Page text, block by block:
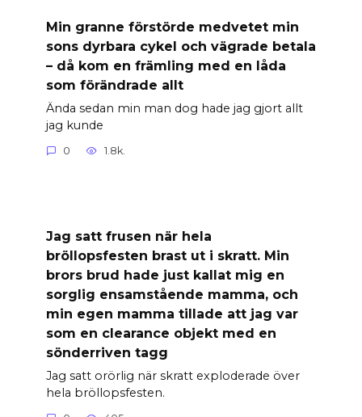
Min granne förstörde medvetet min
sons dyrbara cykel och vägrade betala
– då kom en främling med en låda
som förändrade allt
Ända sedan min man dog hade jag gjort allt
jag kunde
0 1.8k.
Jag satt frusen när hela
bröllopsfesten brast ut i skratt. Min
brors brud hade just kallat mig en
sorglig ensamstående mamma, och
min egen mamma tillade att jag var
som en clearance objekt med en
sönderriven tagg
Jag satt orörlig när skratt exploderade över
hela bröllopsfesten.